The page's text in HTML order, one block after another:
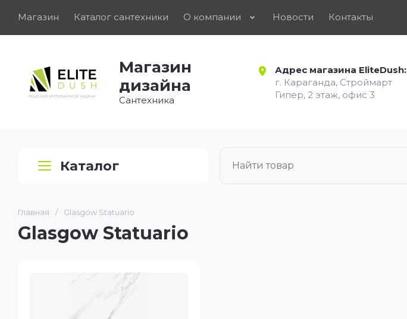
Магазин Каталог сантехники О компании Новости Контакты
Магазин
дизайна
Сантехника
Адрес магазина EliteDush:
г. Караганда, Строймарт
Гипер, 2 этаж, офис 3
Каталог
Главная / Glasgow Statuario
Glasgow Statuario